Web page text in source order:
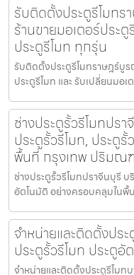
รับติดตั้งประตูรีโมทร
ร้านขายมอเตอร์ประ
ประตูรีโมท ทุกรุ่น
รับติดตั้งประตูรีโมทราษฎร์บู
ประตูรีโมท และ รับเปลี่ยนมอ
ช่างประตูรั้วรีโมทปร
ประตูรั้วรีโมท, ประตู
พื้นที่ กรุงเทพ ปริมณ
ช่างประตูรั้วรีโมทปราจีนบุรี บ
อัตโนมัติ อย่างครอบคลุมในพื้
จำหน่ายและติดตั้งปร
ประตูรั้วรีโมท ประตูอั
จำหน่ายและติดตั้งประตูรีโมท